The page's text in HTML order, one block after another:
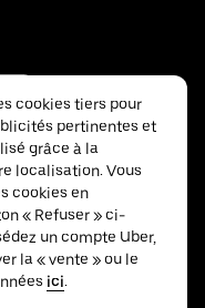
cookies tiers pour
pertinentes et
grâce à la
localisation. Vous
cookies en
« Refuser » ci-
un compte Uber,
la « vente » ou le
ici.